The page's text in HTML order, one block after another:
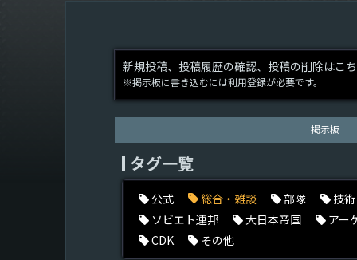
新規投稿、投稿履歴の確認、投稿の削除はこ
※掲示板に書き込むには利用登録が必要です。
掲示板
タグ一覧
公式 総合・雑談 部隊
技
ソビエト連邦
大日本帝国
アー
CDK
その他